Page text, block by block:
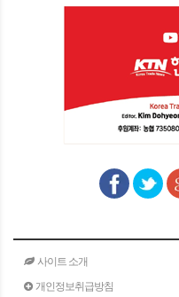
사이트 소개
개인정보취급방침